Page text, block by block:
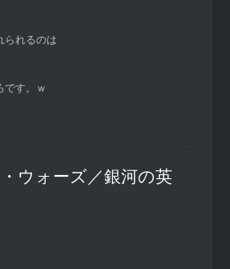
られるのは
です。ｗ
ウォーズ／銀河の英